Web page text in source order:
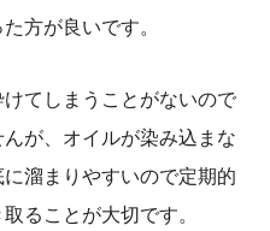
方が良いです。
てしまうことがないので
が、オイルが染み込まな
溜まりやすいので定期的
ることが大切です。